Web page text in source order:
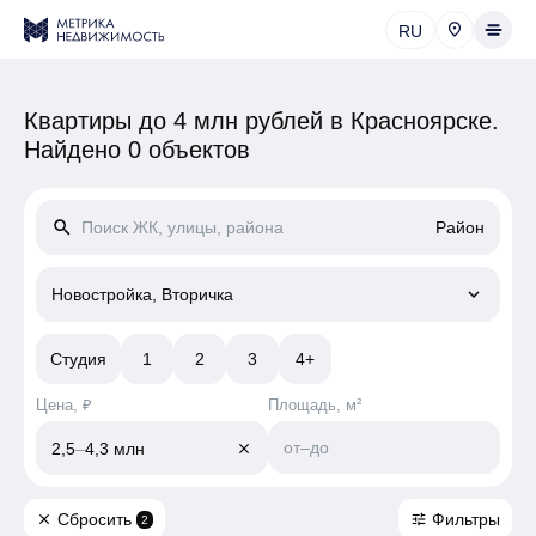
RU
Квартиры до 4 млн рублей в Красноярске.
Найдено 0 объектов
search Район
Новостройка, Вторичка keyboard_arrow_down
Студия 1 2 3 4+
Цена, ₽
2,5–4,3 млн close
Площадь, м²
от–до
close Сбросить 2 tune Фильтры